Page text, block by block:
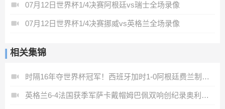
07月12日世界杯1/4决赛阿根廷vs瑞士全场录像
07月12日世界杯1/4决赛挪威vs英格兰全场录像
相关集锦
时隔16年夺世界杯冠军！西班牙加时1-0阿根廷费兰制胜恩佐染红
英格兰6-4法国获季军萨卡戴帽姆巴佩双响创纪录奥利塞2助+失良机